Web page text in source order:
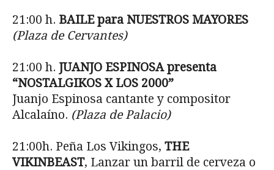
21:00 h. BAILE para NUESTROS MAYORES
(Plaza de Cervantes)
21:00 h. JUANJO ESPINOSA presenta
“NOSTALGIKOS X LOS 2000”
Juanjo Espinosa cantante y compositor
Alcalaíno. (Plaza de Palacio)
21:00h. Peña Los Vikingos, THE
VIKINBEAST, Lanzar un barril de cerveza o